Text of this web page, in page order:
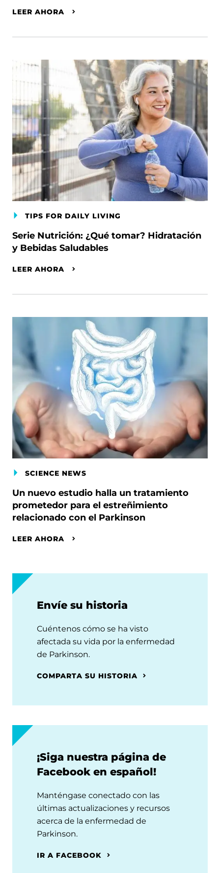
LEER AHORA
TIPS FOR DAILY LIVING
Serie Nutrición: ¿Qué tomar? Hidratación
y Bebidas Saludables
LEER AHORA
SCIENCE NEWS
Un nuevo estudio halla un tratamiento
prometedor para el estreñimiento
relacionado con el Parkinson
LEER AHORA
Envíe su historia
Cuéntenos cómo se ha visto
afectada su vida por la enfermedad
de Parkinson.
COMPARTA SU HISTORIA
¡Siga nuestra página de
Facebook en español!
Manténgase conectado con las
últimas actualizaciones y recursos
acerca de la enfermedad de
Parkinson.
IR A FACEBOOK